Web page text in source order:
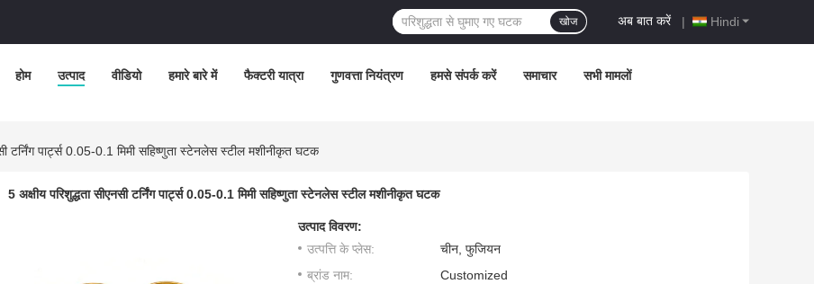
Hindi
अब बात करें |
खोज
होम उत्पाद वीडियो हमारे बारे में फैक्टरी यात्रा गुणवत्ता नियंत्रण हमसे संपर्क करें समाचार सभी मामलों
टर्निंग पार्ट्स 0.05-0.1 मिमी सहिष्णुता स्टेनलेस स्टील मशीनीकृत घटक
5 अक्षीय परिशुद्धता सीएनसी टर्निंग पार्ट्स 0.05-0.1 मिमी सहिष्णुता स्टेनलेस स्टील मशीनीकृत घटक
उत्पाद विवरण:
उत्पत्ति के प्लेस:
चीन, फुजियन
ब्रांड नाम:
Customized